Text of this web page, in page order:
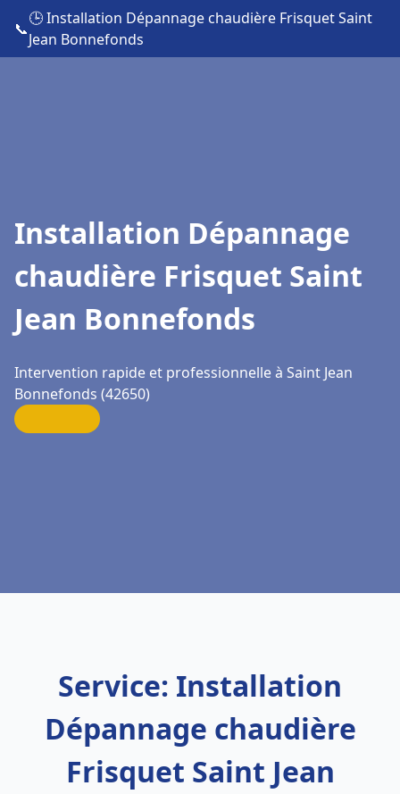
📞
🕒 Installation Dépannage chaudière Frisquet Saint
Jean Bonnefonds
Installation Dépannage
chaudière Frisquet Saint
Jean Bonnefonds
Intervention rapide et professionnelle à Saint Jean
Bonnefonds (42650)
Service: Installation
Dépannage chaudière
Frisquet Saint Jean